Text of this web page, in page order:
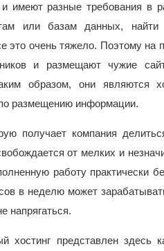
и имеют разные требования в
или базам данных, найти
это очень тяжело. Поэтому
и размещают чужие
образом, они являются
размещению информации.
получает компания
от мелких и
работу практически
в неделю может
напрягаться.
хостинг представлен